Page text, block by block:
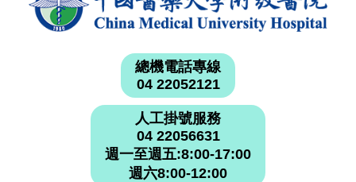
總機電話專線
04 22052121
人工掛號服務
04 22056631
週一至週五:8:00-17:00
週六8:00-12:00